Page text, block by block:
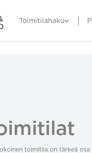
Toimitilahaku
toimitila on tärkeä osa